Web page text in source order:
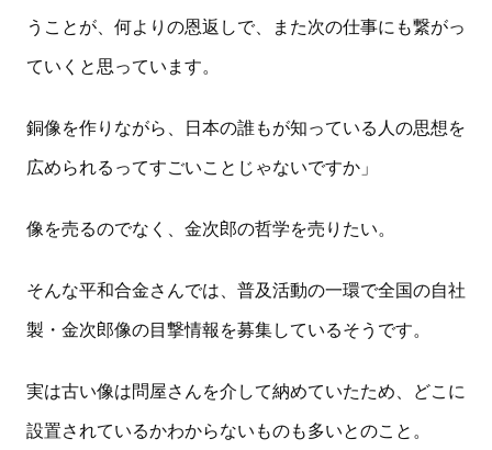
うことが、何よりの恩返しで、また次の仕事にも繋がっ
ていくと思っています。
銅像を作りながら、日本の誰もが知っている人の思想を
広められるってすごいことじゃないですか」
像を売るのでなく、金次郎の哲学を売りたい。
そんな平和合金さんでは、普及活動の一環で全国の自社
製・金次郎像の目撃情報を募集しているそうです。
実は古い像は問屋さんを介して納めていたため、どこに
設置されているかわからないものも多いとのこと。